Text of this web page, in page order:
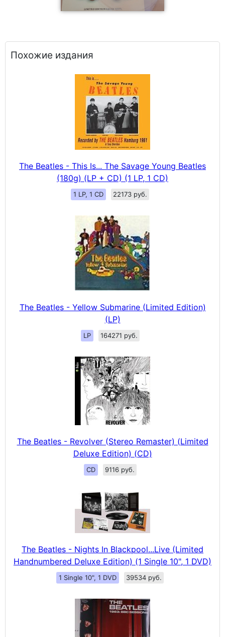
Похожие издания
The Beatles - This Is... The Savage Young Beatles
(180g) (LP + CD) (1 LP, 1 CD)
1 LP, 1 CD 22173 руб.
The Beatles - Yellow Submarine (Limited Edition)
(LP)
LP 164271 руб.
The Beatles - Revolver (Stereo Remaster) (Limited
Deluxe Edition) (CD)
CD 9116 руб.
The Beatles - Nights In Blackpool...Live (Limited
Handnumbered Deluxe Edition) (1 Single 10", 1 DVD)
1 Single 10", 1 DVD 39534 руб.